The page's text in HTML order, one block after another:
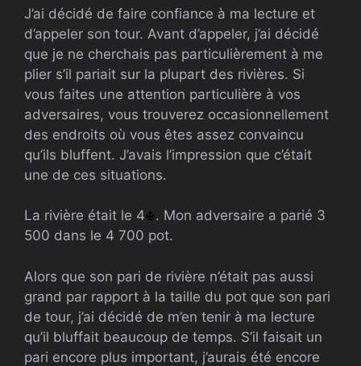
J’ai décidé de faire confiance à ma lecture et
d’appeler son tour. Avant d’appeler, j’ai décidé
que je ne cherchais pas particulièrement à me
plier s’il pariait sur la plupart des rivières. Si
vous faites une attention particulière à vos
adversaires, vous trouverez occasionnellement
des endroits où vous êtes assez convaincu
qu’ils bluffent. J’avais l’impression que c’était
une de ces situations.
La rivière était le 4
. Mon adversaire a parié 3
500 dans le 4 700 pot.
Alors que son pari de rivière n’était pas aussi
grand par rapport à la taille du pot que son pari
de tour, j’ai décidé de m’en tenir à ma lecture
qu’il bluffait beaucoup de temps. S’il faisait un
pari encore plus important, j’aurais été encore